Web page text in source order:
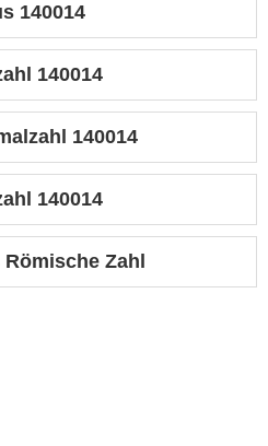
140014
140014
140014
140014
Zahl